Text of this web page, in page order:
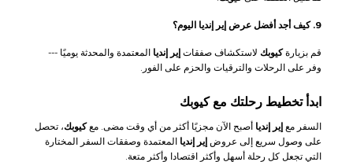
9. كيف أجد أفضل عرض إير إنديا اليوم؟
قم بزيارةكيوبك لاستكشاف صفقات إير إنديا المعتمدة والمحدثة يوميًا ---
وفر على الرحلات والترقيات والحزم على الفور.
ابدأ تخطيط رحلتك مع كيوبك
السفر مع إير إنديا أصبح الآن مجزيًا أكثر من أي وقت مضى. معكيوبك، تحصل
على وصول سريع إلى عروض إير إنديا المعتمدة وصفقات السفر المختارة
التي تجعل كل رحلة أسهل وأكثر اقتصادا وأكثر متعة.